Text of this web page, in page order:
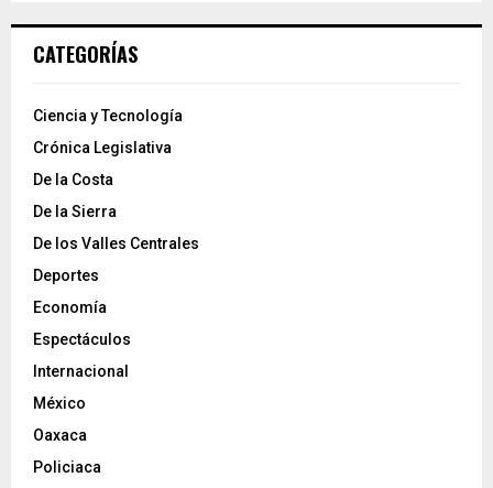
CATEGORÍAS
Ciencia y Tecnología
Crónica Legislativa
De la Costa
De la Sierra
De los Valles Centrales
Deportes
Economía
Espectáculos
Internacional
México
Oaxaca
Policiaca